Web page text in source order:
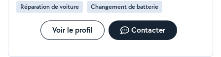
Réparation de voiture Changement de batterie
Voir le profil Contacter